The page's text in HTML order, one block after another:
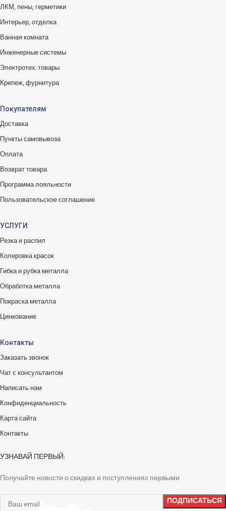
ЛКМ, пены, герметики
Интерьер, отделка
Ванная комната
Инженерные системы
Электротех. товары
Крепеж, фурнитура
Покупателям
Доставка
Пункты самовывоза
Оплата
Возврат товара
Программа лояльности
Пользовательское соглашение
УСЛУГИ
Резка и распил
Колеровка красок
Гибка и рубка металла
Обработка металла
Покраска металла
Цинкование
Контакты
Заказать звонок
Чат с консультантом
Написать нам
Конфиденциальность
Карта сайта
Контакты
УЗНАВАЙ ПЕРВЫЙ:
Получайте новости о скидках и поступлениях первыми